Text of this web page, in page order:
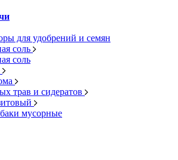
для удобрений и семян
соль
соль
трав и сидератов
мусорные